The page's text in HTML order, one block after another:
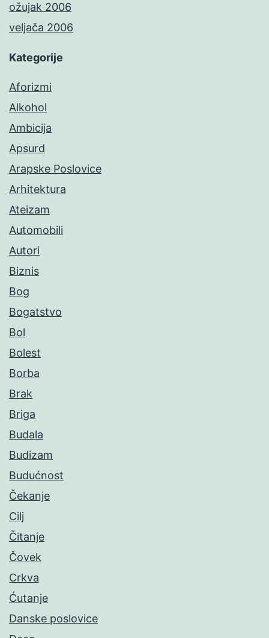
ožujak 2006
veljača 2006
Kategorije
Aforizmi
Alkohol
Ambicija
Apsurd
Arapske Poslovice
Arhitektura
Ateizam
Automobili
Autori
Biznis
Bog
Bogatstvo
Bol
Bolest
Borba
Brak
Briga
Budala
Budizam
Budućnost
Čekanje
Cilj
Čitanje
Čovek
Crkva
Ćutanje
Danske poslovice